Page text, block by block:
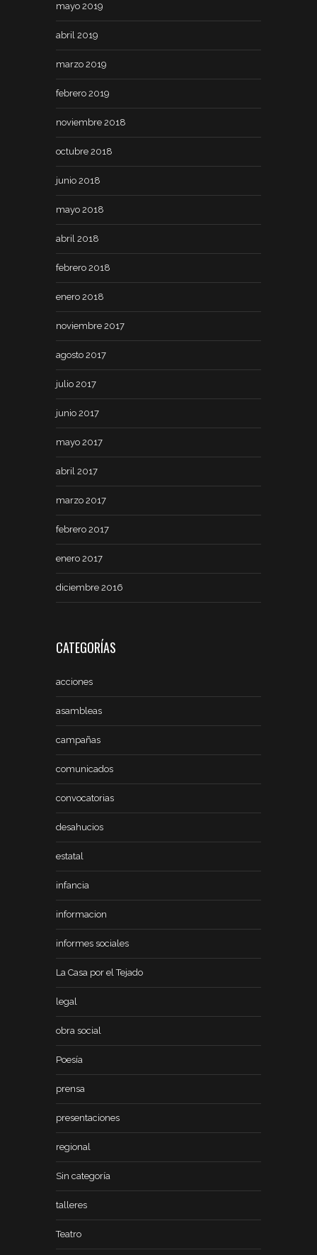
mayo 2019
abril 2019
marzo 2019
febrero 2019
noviembre 2018
octubre 2018
junio 2018
mayo 2018
abril 2018
febrero 2018
enero 2018
noviembre 2017
agosto 2017
julio 2017
junio 2017
mayo 2017
abril 2017
marzo 2017
febrero 2017
enero 2017
diciembre 2016
CATEGORÍAS
acciones
asambleas
campañas
comunicados
convocatorias
desahucios
estatal
infancia
informacion
informes sociales
La Casa por el Tejado
legal
obra social
Poesía
prensa
presentaciones
regional
Sin categoría
talleres
Teatro